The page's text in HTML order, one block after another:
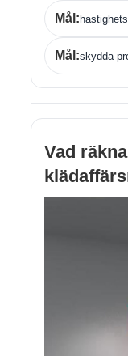
Mål:
Mål:skydda
Vad